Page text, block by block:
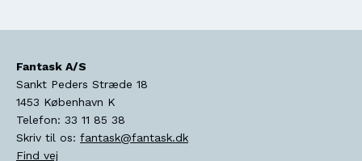
Fantask A/S
Sankt Peders Stræde 18
1453 København K
Telefon: 33 11 85 38
Skriv til os: fantask@fantask.dk
Find vej